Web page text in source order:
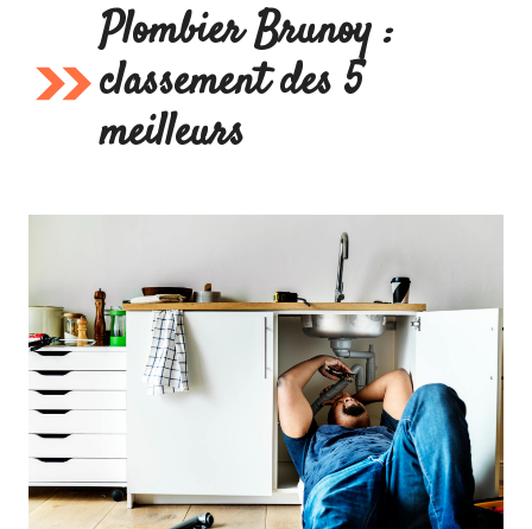
Plombier Brunoy :
classement des 5
meilleurs